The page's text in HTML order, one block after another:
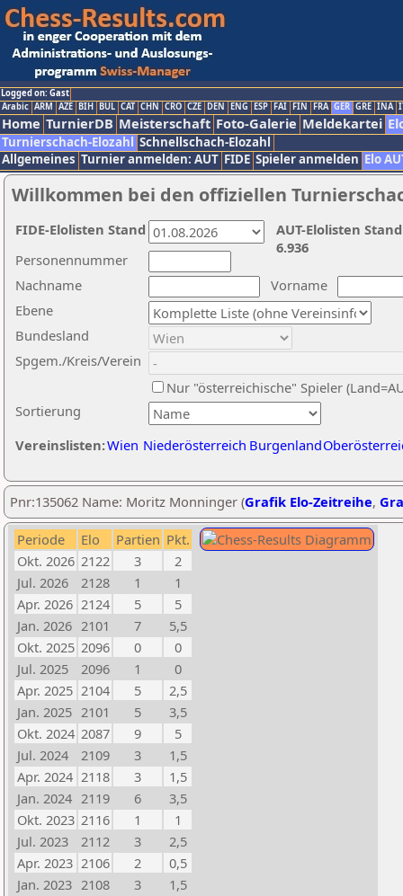
Logged on: Gast
Arabic ARM AZE BIH BUL CAT CHN CRO CZE DEN ENG ESP FAI FIN FRA GER GRE INA
Home TurnierDB Meisterschaft Foto-Galerie Meldekartei
Turnierschach-Elozahl Schnellschach-Elozahl
Allgemeines Turnier anmelden: AUT FIDE Spieler anmelden Elo
Willkommen bei den offiziellen
Nachname
Vorname
Ebene
Sortierung
Personennummer
Bundesland
Spgem./Kreis/Verein
Nur "österreichische" Spieler
Vereinslisten:Wien Niederösterreich Burgenland
AUT-Elolisten
6.936
FIDE-Elolisten Stand
Pnr:135062 Name: Moritz Monninger (Grafik Elo-Zeitreihe,
Periode Elo Partien Pkt.
Okt. 2026 2122 3
2
Jul. 2026
2128 1
1
Apr. 2026 2124 5
5
Jan. 2026 2101 7
5,5
Okt. 2025 2096 0
0
Jul. 2025
2096 1
0
Apr. 2025 2104 5
2,5
Jan. 2025 2101 5
3,5
Okt. 2024 2087 9
5
Jul. 2024
2109 3
1,5
Apr. 2024 2118 3
1,5
Jan. 2024 2119 6
3,5
Okt. 2023 2116 1
1
Jul. 2023
2112 3
2,5
Apr. 2023 2106 2
0,5
Jan. 2023 2108 3
1,5